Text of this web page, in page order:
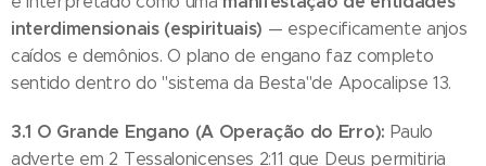
interdimensionais (espirituais) — especificamente anjos
caídos e demônios. O plano de engano faz completo
sentido dentro do "sistema da Besta"de Apocalipse 13.
3.1 O Grande Engano (A Operação do Erro): Paulo
adverte em 2 Tessalonicenses 2:11 que Deus permitiria